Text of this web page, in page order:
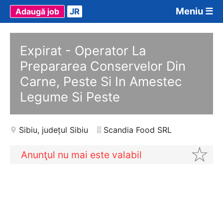
Meniu ☰
Adaugă job JR
Expirat - Operator La
Prepararea Conservelor Din
Carne, Peste Si In Amestec
Legume Si Peste
Sibiu, județul Sibiu Scandia Food SRL
Anunţul nu mai este valabil